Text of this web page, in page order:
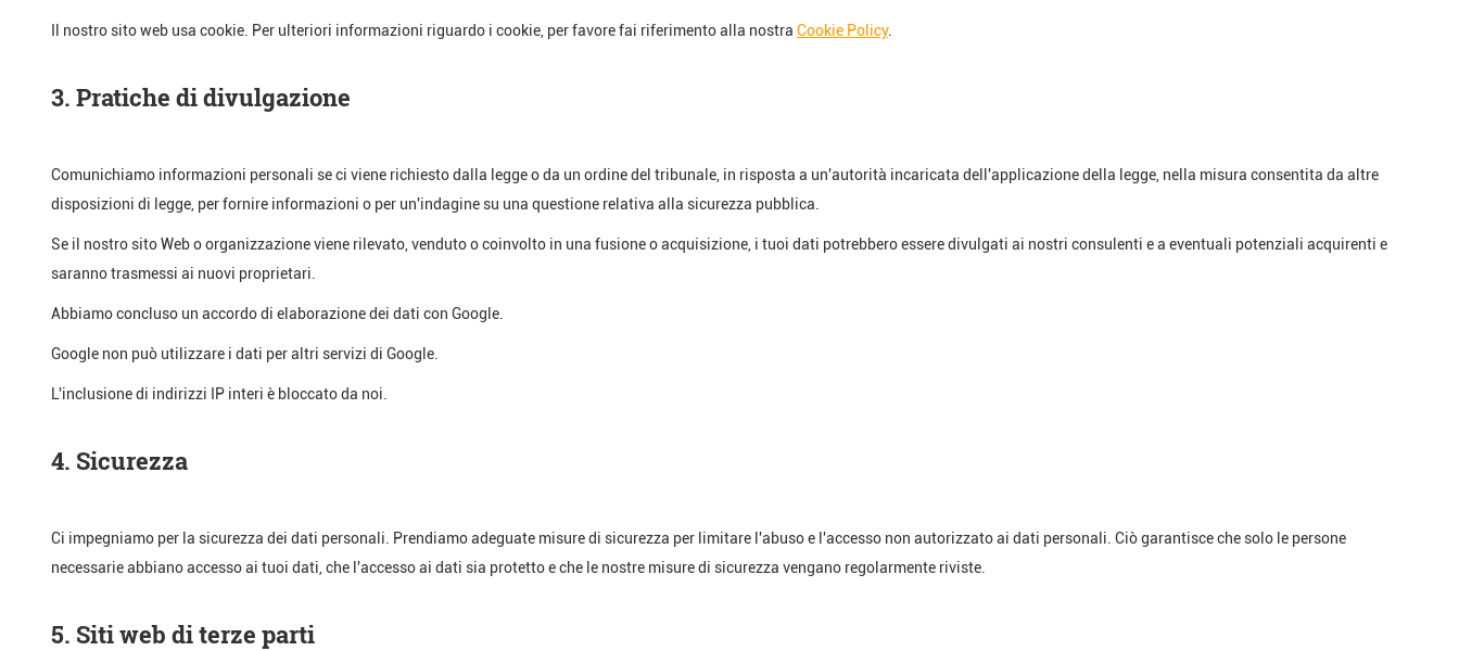
Il nostro sito web usa cookie. Per ulteriori informazioni riguardo i cookie, per favore fai riferimento alla nostra Cookie Policy.
3. Pratiche di divulgazione
Comunichiamo informazioni personali se ci viene richiesto dalla legge o da un ordine del tribunale, in risposta a un'autorità incaricata dell'applicazione della legge, nella misura consentita da altre
disposizioni di legge, per fornire informazioni o per un'indagine su una questione relativa alla sicurezza pubblica.
Se il nostro sito Web o organizzazione viene rilevato, venduto o coinvolto in una fusione o acquisizione, i tuoi dati potrebbero essere divulgati ai nostri consulenti e a eventuali potenziali acquirenti e
saranno trasmessi ai nuovi proprietari.
Abbiamo concluso un accordo di elaborazione dei dati con Google.
Google non può utilizzare i dati per altri servizi di Google.
L'inclusione di indirizzi IP interi è bloccato da noi.
4. Sicurezza
Ci impegniamo per la sicurezza dei dati personali. Prendiamo adeguate misure di sicurezza per limitare l'abuso e l'accesso non autorizzato ai dati personali. Ciò garantisce che solo le persone
necessarie abbiano accesso ai tuoi dati, che l'accesso ai dati sia protetto e che le nostre misure di sicurezza vengano regolarmente riviste.
5. Siti web di terze parti